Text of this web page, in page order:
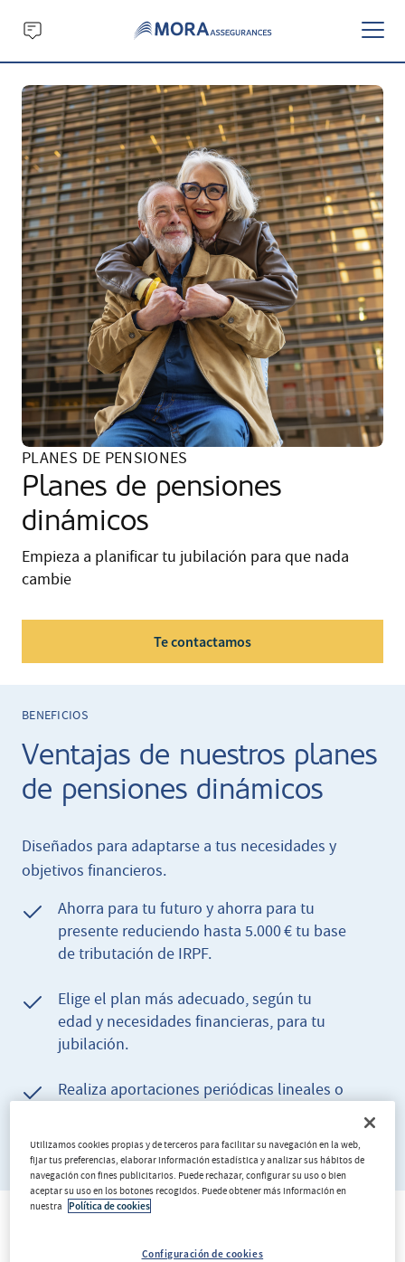
PLANES DE PENSIONES
Planes de pensiones
dinámicos
Empieza a planificar tu jubilación para que nada
cambie
Te contactamos
BENEFICIOS
Ventajas de nuestros planes
de pensiones dinámicos
Diseñados para adaptarse a tus necesidades y
objetivos financieros.
Ahorra para tu futuro y ahorra para tu
presente reduciendo hasta 5.000 € tu base
de tributación de IRPF.
Elige el plan más adecuado, según tu
edad y necesidades financieras, para tu
jubilación.
Realiza aportaciones periódicas lineales o
Utilizamos cookies propias y de terceros para facilitar su navegación en la web,
fijar tus preferencias, elaborar información estadística y analizar sus hábitos de
navegación con fines publicitarios. Puede rechazar, configurar su uso o bien
aceptar su uso en los botones recogidos. Puede obtener más información en
nuestra
Política de cookies
Configuración de cookies